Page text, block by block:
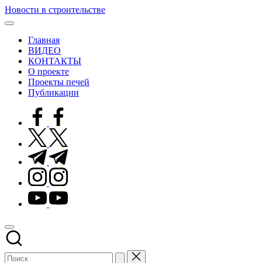
Перейти
к
Новости в строительстве
Современные
строительстве
Главная
ВИДЕО
КОНТАКТЫ
О проекте
Проекты печей
Публикации
facebook.com
twitter.com
t.me
instagram.com
youtube.com